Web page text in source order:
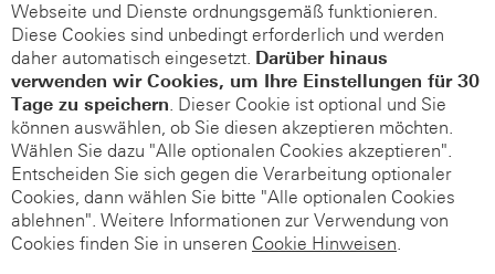
Webseite und Dienste ordnungsgemäß funktionieren.
Diese Cookies sind unbedingt erforderlich und werden
daher automatisch eingesetzt. Darüber hinaus
verwenden wir Cookies, um Ihre Einstellungen für 30
Tage zu speichern. Dieser Cookie ist optional und Sie
können auswählen, ob Sie diesen akzeptieren möchten.
Wählen Sie dazu "Alle optionalen Cookies akzeptieren".
Entscheiden Sie sich gegen die Verarbeitung optionaler
Cookies, dann wählen Sie bitte "Alle optionalen Cookies
ablehnen". Weitere Informationen zur Verwendung von
Cookies finden Sie in unseren Cookie Hinweisen.